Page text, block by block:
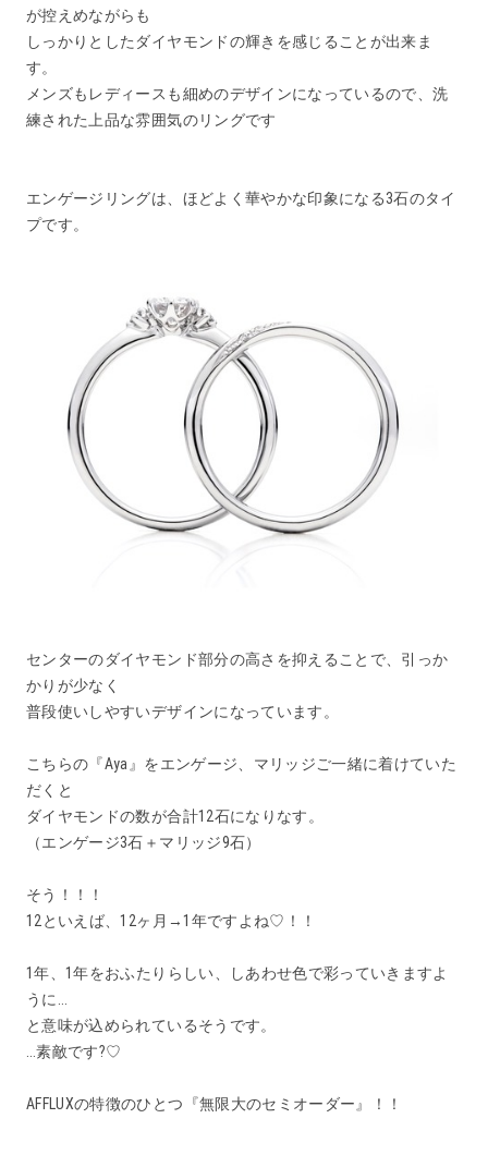
が控えめながらも
しっかりとしたダイヤモンドの輝きを感じることが出来ま
す。
メンズもレディースも細めのデザインになっているので、洗
練された上品な雰囲気のリングです
エンゲージリングは、ほどよく華やかな印象になる3石のタイ
プです。
センターのダイヤモンド部分の高さを抑えることで、引っか
かりが少なく
普段使いしやすいデザインになっています。
こちらの『Aya』をエンゲージ、マリッジご一緒に着けていた
だくと
ダイヤモンドの数が合計12石になりなす。
（エンゲージ3石＋マリッジ9石）
そう！！！
12といえば、12ヶ月→1年ですよね♡！！
1年、1年をおふたりらしい、しあわせ色で彩っていきますよ
うに…
と意味が込められているそうです。
…素敵です?♡
AFFLUXの特徴のひとつ『無限大のセミオーダー』！！